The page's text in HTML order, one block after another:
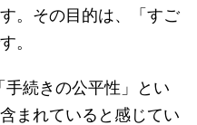
。その目的は、「すご
。
続きの公平性」とい
まれていると感じてい